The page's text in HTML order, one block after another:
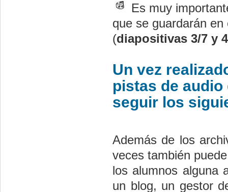
Es muy
que se guardarán
(diapositivas 3/7 y
Un vez
pistas de
seguir los
Además de los
veces también
los alumnos alguna
un blog, un gestor